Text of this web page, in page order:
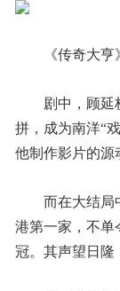
《传奇大
剧中，顾延
拼，成为南洋“
他制作影片的源
而在大结局
港第一家，不单
冠。其声望日隆